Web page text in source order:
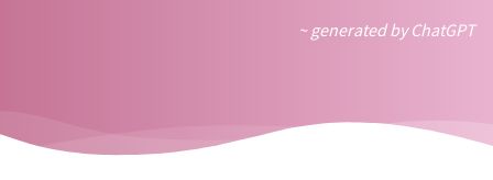
~ generated by ChatGPT